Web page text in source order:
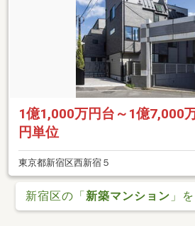
1億1,000万円台～1億7,000
円単位
東京都新宿区西新宿５
新宿区の「新築マンション 」